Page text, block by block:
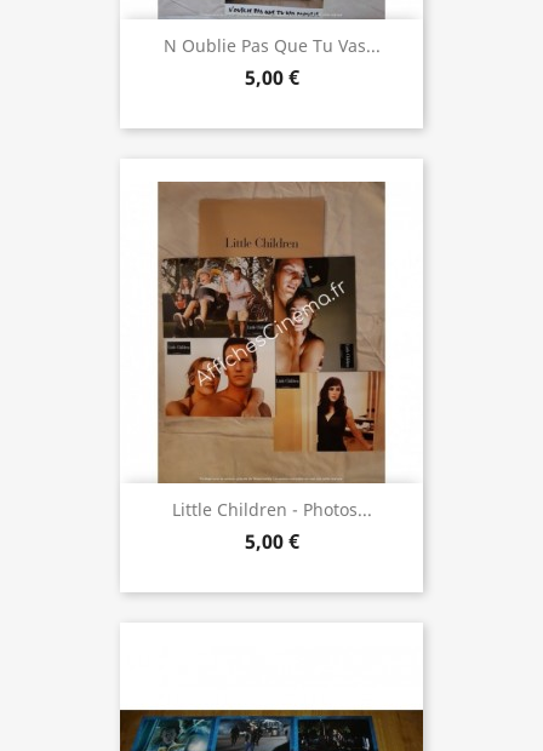
N Oublie Pas Que Tu Vas...
5,00 €
Little Children - Photos...
5,00 €